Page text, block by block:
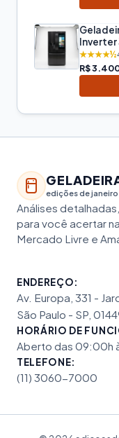
Inverter
★★★★½
R$
edições de janeiro
Análises
para você acertar
Mercado Livre e
ENDEREÇO:
Av. Europa, 331 -
São Paulo - SP,
HORÁRIO DE
Aberto das 09:00h
TELEFONE:
(11) 3060-7000